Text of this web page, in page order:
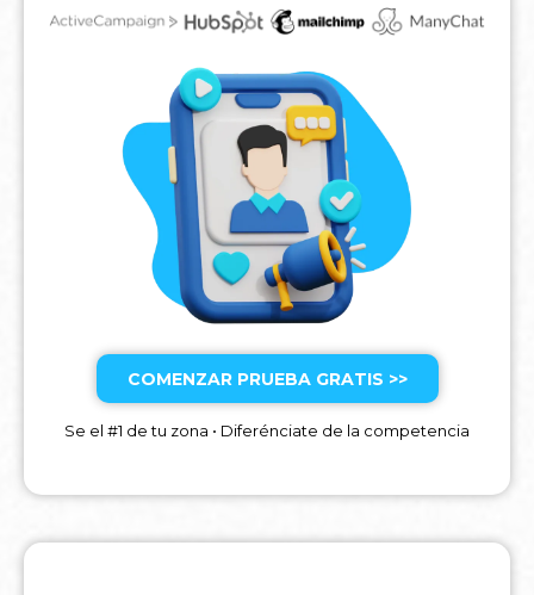
COMENZAR PRUEBA GRATIS >>
Se el #1 de tu zona • Diferénciate de la competencia